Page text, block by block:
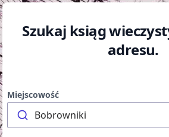
Szukaj ksiąg
adresu.
Miejscowość
Bobrowniki